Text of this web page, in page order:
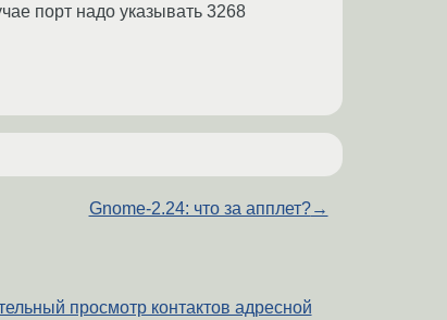
порт надо указывать 3268
Gnome-2.24: что за апплет?→
просмотр контактов адресной